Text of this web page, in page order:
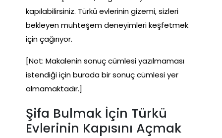
kapılabilirsiniz. Türkü evlerinin gizemi, sizleri
bekleyen muhteşem deneyimleri keşfetmek
için çağırıyor.
[Not: Makalenin sonuç cümlesi yazılmaması
istendiği için burada bir sonuç cümlesi yer
almamaktadır.]
Şifa Bulmak İçin Türkü
Evlerinin Kapısını Açmak